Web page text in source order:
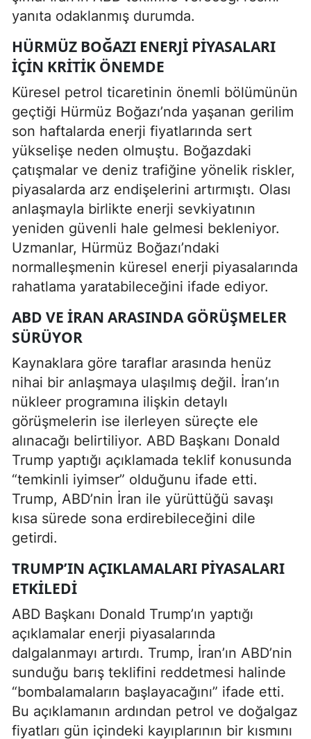
yanıta odaklanmış durumda.
HÜRMÜZ BOĞAZI ENERJI PIYASALARI
IÇIN KRITIK ÖNEMDE
Küresel petrol ticaretinin önemli bölümünün
geçtiği Hürmüz Boğazı’nda yaşanan gerilim
son haftalarda enerji fiyatlarında sert
yükselişe neden olmuştu. Boğazdaki
çatışmalar ve deniz trafiğine yönelik riskler,
piyasalarda arz endişelerini artırmıştı. Olası
anlaşmayla birlikte enerji sevkiyatının
yeniden güvenli hale gelmesi bekleniyor.
Uzmanlar, Hürmüz Boğazı’ndaki
normalleşmenin küresel enerji piyasalarında
rahatlama yaratabileceğini ifade ediyor.
ABD VE İRAN ARASINDA GÖRÜŞMELER
SÜRÜYOR
Kaynaklara göre taraflar arasında henüz
nihai bir anlaşmaya ulaşılmış değil. İran’ın
nükleer programına ilişkin detaylı
görüşmelerin ise ilerleyen süreçte ele
alınacağı belirtiliyor. ABD Başkanı Donald
Trump yaptığı açıklamada teklif konusunda
“temkinli iyimser” olduğunu ifade etti.
Trump, ABD’nin İran ile yürüttüğü savaşı
kısa sürede sona erdirebileceğini dile
getirdi.
TRUMP’IN AÇIKLAMALARI PIYASALARI
ETKILEDI
ABD Başkanı Donald Trump’ın yaptığı
açıklamalar enerji piyasalarında
dalgalanmayı artırdı. Trump, İran’ın ABD’nin
sunduğu barış teklifini reddetmesi halinde
“bombalamaların başlayacağını” ifade etti.
Bu açıklamanın ardından petrol ve doğalgaz
fiyatları gün içindeki kayıplarının bir kısmını